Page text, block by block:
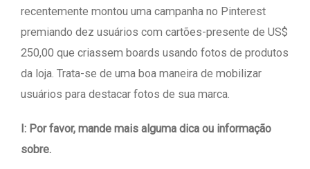
recentemente montou uma campanha no Pinterest
premiando dez usuários com cartões-presente de US$
250,00 que criassem boards usando fotos de produtos
da loja. Trata-se de uma boa maneira de mobilizar
usuários para destacar fotos de sua marca.
I: Por favor, mande mais alguma dica ou informação
sobre.